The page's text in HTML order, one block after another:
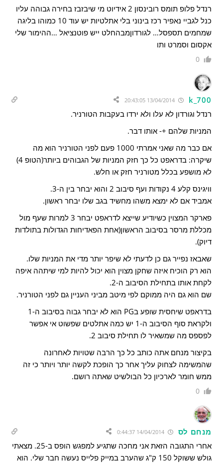
רנדל פלופ תומס רובינסון 2 אידיוט מי שיבזבז בחירה גבוהה עליו
כנל לגביי נאפיר רכז בינוני בלי אתלטיות יש עוד 10 כמוהו בליגה
שמחמים תספסל… לגורדוןמבהחלט ייש פוטנציאל …ההימור שלי
אקסום וסמרט ותו
0
k_700
רנדל וגורדון לא עלו ולא ירדו בעקבות הטורניר.
המניות שלהם +- אותו דבר.
אם כבר מה שאני אמרתי 1000 פעם לפני הטורניר הוא מה
שיקרה: בדראפט כל כך חזק המניות של הגבוהים ביותר(הטופ 4)
לא מושפע בכלל מטורניר חזק או חלש.
וויגינס קלע 4 נקודות ועף סיבוב 2 והוא יבחר בין ה-3.
אמביד אם לא ימצא משהו מחשיד בגב שלו יבחר ראשון.
פארקר המצוין כשיודיע שייצא לדראפט יבחר 3 למרות שעף מול
מכללת מרסר בסיבוב הראשון(אחת הפאדיחות הגדולות בתולדות
דיוק).
שאבאז נפייר גם כן לדעתי לא שיפר יותר מדי את המניות שלו.
הוא רק הוכיח איזה שחקן מצוין הוא יכול להיות למי שיתהה איפה
לקחת אותו בתחילת הסיבוב ה-2.
שם הוא גם היה ממוקם לפי מיטב מביני העניין גם לפני הטורניר.
בדראפט שיחסית שופע בPG הוא לא יבחר גבוה בסיבוב ה-1
ולקראת סוף הסיבוב ה-1 יש כמה אתלטים שפשוט אי אפשר
לפספס מה שמשאיר לו תחילת סיבוב 2.
בקיצור מנחם אתה כותב כל כך הרבה שטויות לאחרונה
שהמשימה לצחוק עליך אחר כך הופכת לקשה יותר ויותר כי זה
ממש חומר לארכיון כל הבולשיט שאתה רושם.
0
מנחם לס 14/04/2014 0:44:37
אחרי התגובה הזאת אני מחכה שתגיע למפגש הופס ב-25. מצאתי
גולש ששוקל 150 ק"ג שהערב במייק פלייס נעשה חבר שלי. הוא